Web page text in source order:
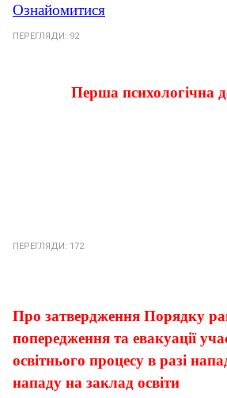
Ознайомитися
ПЕРЕГЛЯДИ: 92
Перша психологічна
ПЕРЕГЛЯДИ: 172
Про затвердження Порядку
попередження та евакуації
освітнього процесу в разі
нападу на заклад освіти